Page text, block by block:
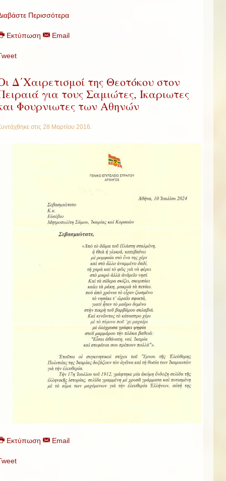
Περισσότερα
Εκτύπωση Email
Δ΄Χαιρετισμοί της Θεοτόκου στον
για τους Σαμιώτες, Ικαριωτες
Φουρνιωτες των Αθηνών
στις 28 Μαρτίου 2016.
Εκτύπωση Email